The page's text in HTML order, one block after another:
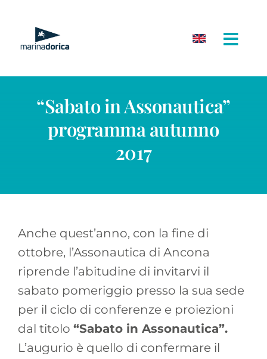
contenuto
“Sabato in Assonautica”
programma autunno
2017
Anche quest’anno, con la fine di
ottobre, l’Assonautica di Ancona
riprende l’abitudine di invitarvi il
sabato pomeriggio presso la sua sede
per il ciclo di conferenze e proiezioni
dal titolo “Sabato in Assonautica”.
L’augurio è quello di confermare il